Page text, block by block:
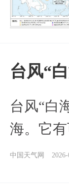
台风“
台风“白
海。它
中国天气网